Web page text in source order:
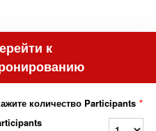
к
количество Participants *